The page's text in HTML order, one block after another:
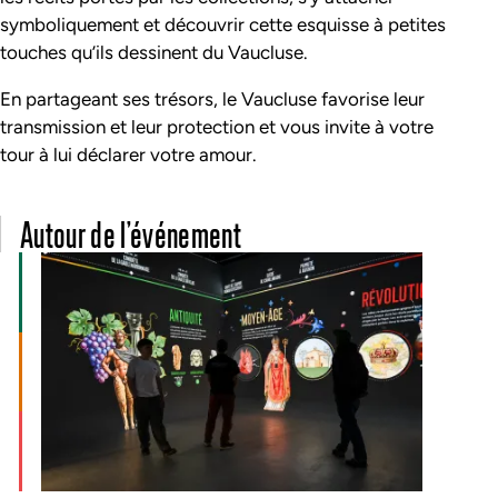
symboliquement et découvrir cette esquisse à petites
touches qu’ils dessinent du Vaucluse.
En partageant ses trésors, le Vaucluse favorise leur
transmission et leur protection et vous invite à votre
tour à lui déclarer votre amour.
Autour de l’événement